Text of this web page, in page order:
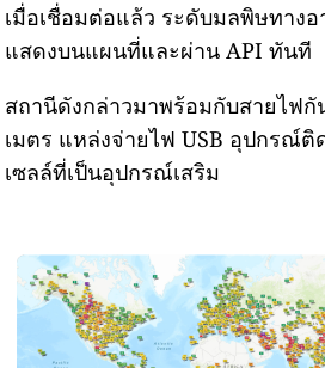
เมื่อเชื่อมต่อแล้ว ระดับมลพิษทางอ
แสดงบนแผนที่และผ่าน API ทันที
สถานีดังกล่าวมาพร้อมกับสายไฟกั
เมตร แหล่งจ่ายไฟ USB อุปกรณ์
เซลล์ที่เป็นอุปกรณ์เสริม